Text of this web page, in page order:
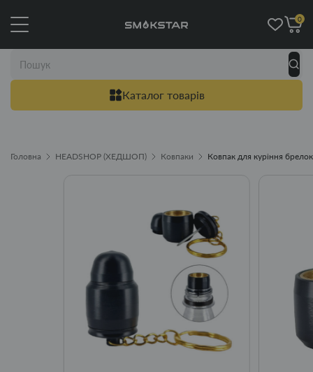
Каталог товарів
0
Головна HEADSHOP (ХЕДШОП) Ковпаки Ковпак для куріння